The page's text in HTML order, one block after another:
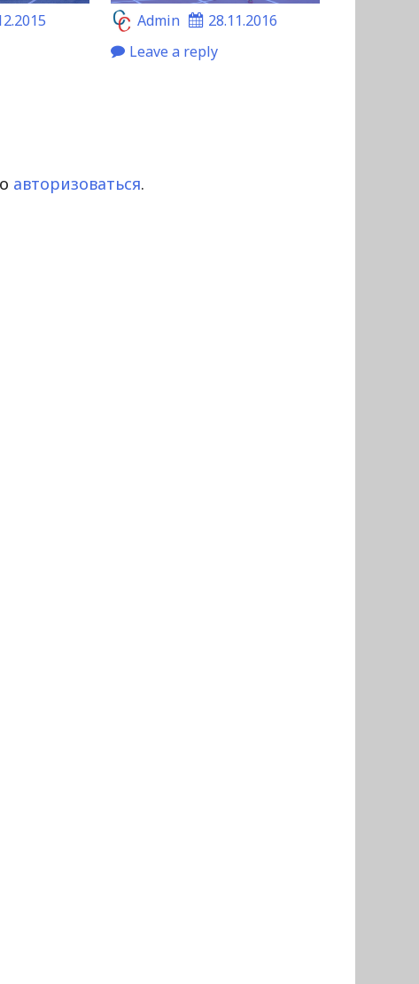
Admin
28.11.2016
Leave a reply
авторизоваться.